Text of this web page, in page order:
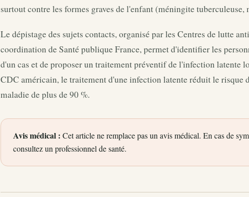
surtout contre les formes graves de l'enfant (méningite
Le dépistage des sujets contacts, organisé par les Centres de lutte
coordination de Santé publique France, permet d'identifier les
d'un cas et de proposer un traitement préventif de l'infection latente
CDC américain, le traitement d'une infection latente réduit le risque
maladie de plus de 90 %.
Avis médical : Cet article ne remplace pas un avis médical. En cas de
consultez un professionnel de santé.